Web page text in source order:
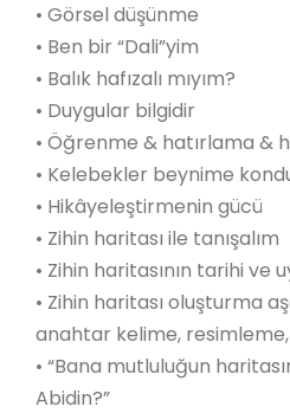
• Görsel düşünme
• Ben bir “Dali”yim
• Balık hafızalı mıyım?
• Duygular bilgidir
• Öğrenme & hatırlama &
• Kelebekler beynime
• Hikâyeleştirmenin gücü
• Zihin haritası ile tanışalım
• Zihin haritasının tarihi ve
• Zihin haritası oluşturma
anahtar kelime,
• “Bana mutluluğun
Abidin?”